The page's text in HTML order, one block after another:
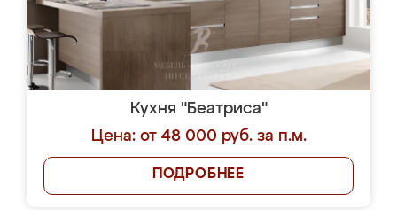
Кухня "Беатриса"
Цена: от 48 000 руб. за п.м.
ПОДРОБНЕЕ